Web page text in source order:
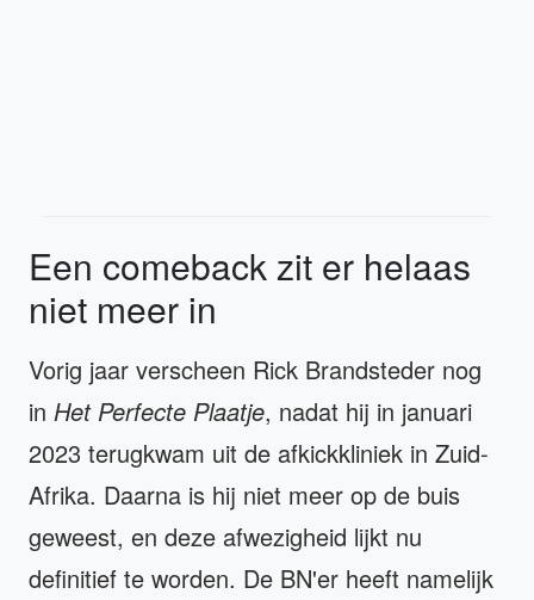
Een comeback zit er helaas
niet meer in
Vorig jaar verscheen Rick Brandsteder nog
in Het Perfecte Plaatje, nadat hij in januari
2023 terugkwam uit de afkickkliniek in Zuid-
Afrika. Daarna is hij niet meer op de buis
geweest, en deze afwezigheid lijkt nu
definitief te worden. De BN'er heeft namelijk